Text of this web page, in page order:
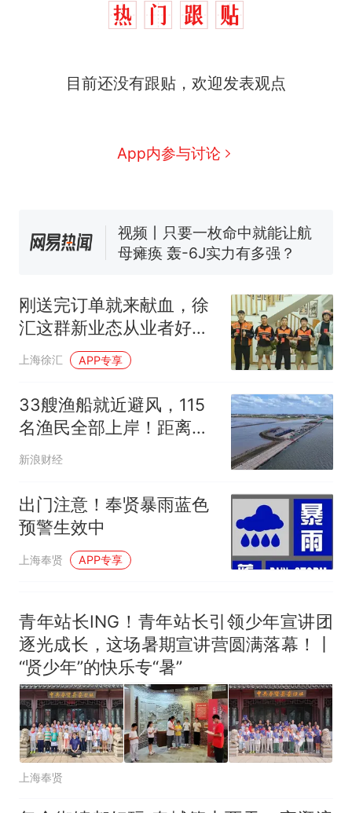
目前还没有跟贴，欢迎发表观点
App内参与讨论
热
十多万人报名的考试，成绩
交5060元才肯搬上楼！女子傻
佛山一中学招聘物理教师，笔
试前13名均遭淘汰？教育局：
“不建议大家买深色蛋糕”上热
搜，网友：天塌了！
全部作废，公平么？
刚送完订单就来献血，徐
汇这群新业态从业者好样
的！
上海徐汇 APP专享
33艘渔船就近避风，115
名渔民全部上岸！距离奉
贤最近的海岛，这样迎战
新浪财经
出门注意！奉贤暴雨蓝色
预警生效中
上海奉贤 APP专享
青年站长ING！青年站长引领少年宣讲团
逐光成长，这场暑期宣讲营圆满落幕！丨
“贤少年”的快乐专“暑”
上海奉贤